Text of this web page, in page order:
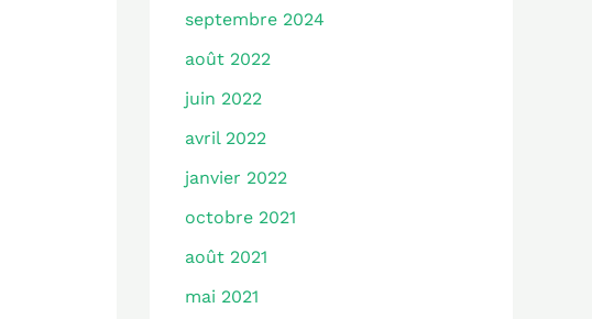
septembre 2024
août 2022
juin 2022
avril 2022
janvier 2022
octobre 2021
août 2021
mai 2021